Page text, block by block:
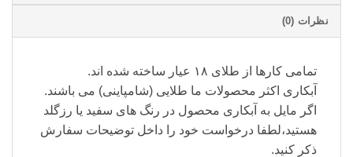
نظرات (0)
تمامی کارها از طلای ۱۸ عیار ساخته شده اند.
آبکاری اکثر محصولات ما طلایی (شامپاینی) می باشند.
اگر مایل به آبکاری محصول در رنگ های سفید یا رزگلد
هستید،لطفا درخواست خود را داخل توضیحات سفارش
ذکر کنید.